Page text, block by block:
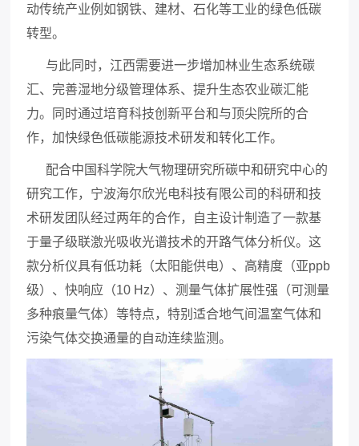
动传统产业例如钢铁、建材、石化等工业的绿色低碳
转型。
与此同时，江西需要进一步增加林业生态系统碳
汇、完善湿地分级管理体系、提升生态农业碳汇能
力。同时通过培育科技创新平台和与顶尖院所的合
作，加快绿色低碳能源技术研发和转化工作。
配合中国科学院大气物理研究所碳中和研究中心的
研究工作，宁波海尔欣光电科技有限公司的科研和技
术研发团队经过两年的合作，自主设计制造了一款基
于量子级联激光吸收光谱技术的开路气体分析仪。这
款分析仪具有低功耗（太阳能供电）、高精度（亚ppb
级）、快响应（10 Hz）、测量气体扩展性强（可测量
多种痕量气体）等特点，特别适合地气间温室气体和
污染气体交换通量的自动连续监测。